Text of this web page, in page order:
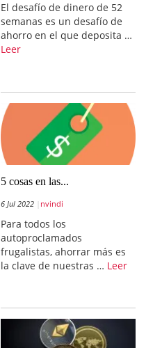
El desafío de dinero de 52
semanas es un desafío de
ahorro en el que deposita …
Leer
5 cosas en las...
6 Jul 2022 nvindi
Para todos los
autoproclamados
frugalistas, ahorrar más es
la clave de nuestras … Leer